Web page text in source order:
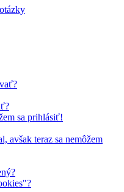
sa prihlásiť!
avšak teraz sa nemôžem